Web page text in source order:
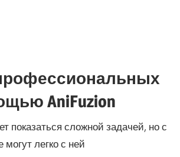
AniFuzion
сложной задачей, но с
легко с ней